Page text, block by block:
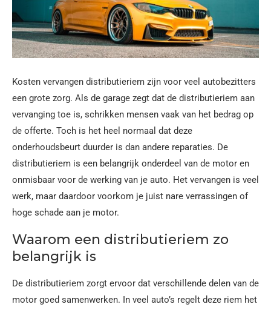
Kosten vervangen distributieriem zijn voor veel autobezitters
een grote zorg. Als de garage zegt dat de distributieriem aan
vervanging toe is, schrikken mensen vaak van het bedrag op
de offerte. Toch is het heel normaal dat deze
onderhoudsbeurt duurder is dan andere reparaties. De
distributieriem is een belangrijk onderdeel van de motor en
onmisbaar voor de werking van je auto. Het vervangen is veel
werk, maar daardoor voorkom je juist nare verrassingen of
hoge schade aan je motor.
Waarom een distributieriem zo
belangrijk is
De distributieriem zorgt ervoor dat verschillende delen van de
motor goed samenwerken. In veel auto’s regelt deze riem het